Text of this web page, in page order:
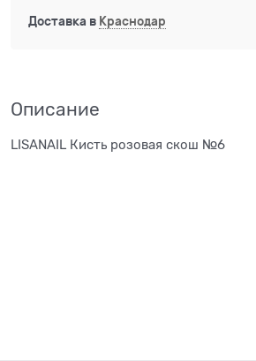
Доставка в Краснодар
Описание
LISANAIL Кисть розовая скош №6